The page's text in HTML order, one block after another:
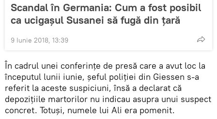
Scandal în Germania: Cum a fost posibil
ca ucigaşul Susanei să fugă din ţară
9 Iunie 2018, 13:39
În cadrul unei conferinţe de presă care a avut loc la
începutul lunii iunie, şeful poliţiei din Giessen s-a
referit la aceste suspiciuni, însă a declarat că
depoziţiile martorilor nu indicau asupra unui suspect
concret. Totuşi, numele lui Ali era pomenit.